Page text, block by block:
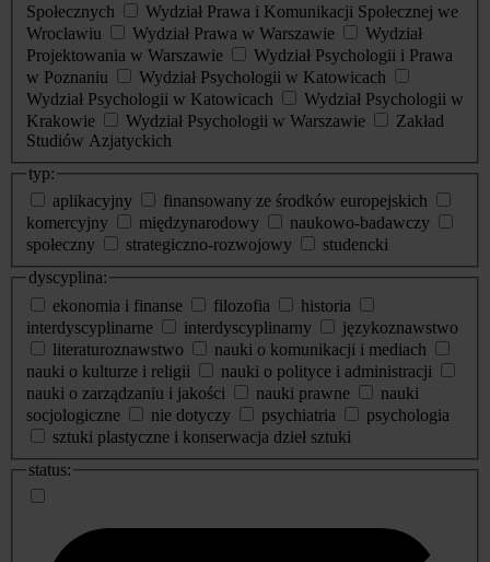
Społecznych
Wydział Prawa i Komunikacji Społecznej we
Wrocławiu
Wydział Prawa w Warszawie
Wydział
Projektowania w Warszawie
Wydział Psychologii i Prawa
w Poznaniu
Wydział Psychologii w Katowicach
Wydział Psychologii w Katowicach
Wydział Psychologii w
Krakowie
Wydział Psychologii w Warszawie
Zakład
Studiów Azjatyckich
typ:
aplikacyjny
finansowany ze środków europejskich
komercyjny
międzynarodowy
naukowo-badawczy
społeczny
strategiczno-rozwojowy
studencki
dyscyplina:
ekonomia i finanse
filozofia
historia
interdyscyplinarne
interdyscyplinarny
językoznawstwo
literaturoznawstwo
nauki o komunikacji i mediach
nauki o kulturze i religii
nauki o polityce i administracji
nauki o zarządzaniu i jakości
nauki prawne
nauki
socjologiczne
nie dotyczy psychiatria
psychologia
sztuki plastyczne i konserwacja dzieł sztuki
status: